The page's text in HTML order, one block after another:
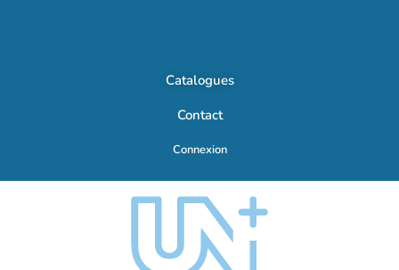
Catalogues
Contact
Connexion